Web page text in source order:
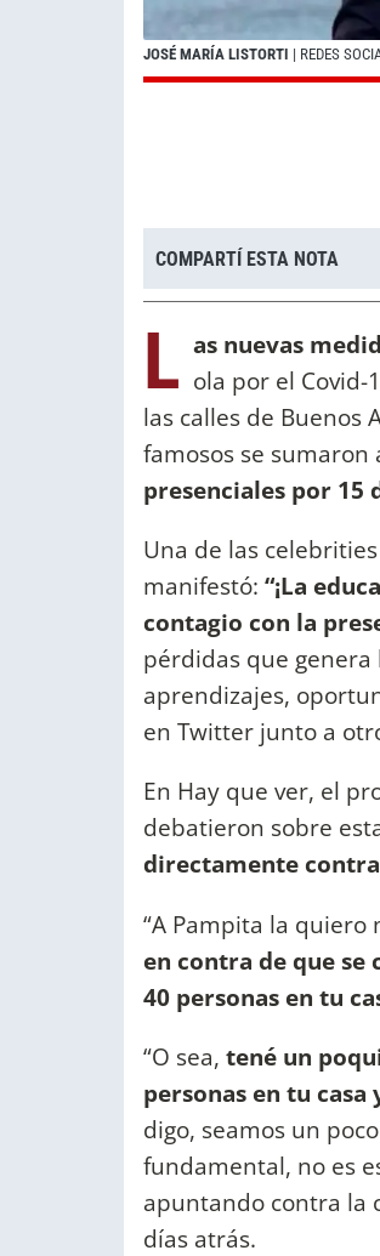
JOSÉ MARÍA LISTORTI | REDES
COMPARTÍ ESTA NOTA
L as nuevas
ola por el
las calles de Buenos
famosos se sumaron
presenciales por 15
Una de las
manifestó: “¡La
contagio con la
pérdidas que genera
aprendizajes,
en Twitter junto a
En Hay que ver, el
debatieron sobre
directamente
“A Pampita la
en contra de que se
40 personas en tu
“O sea, tené un
personas en tu
digo, seamos un
fundamental, no es
apuntando contra la
días atrás.